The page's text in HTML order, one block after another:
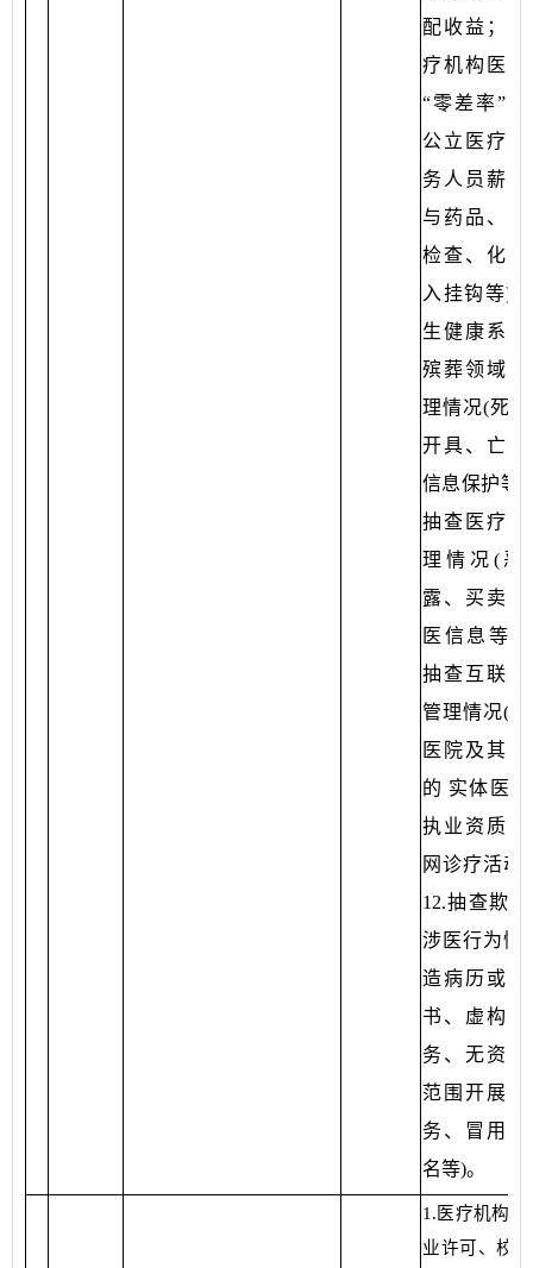
配收益；公
疗机构医用
“零差率”销
公立医疗机
务人员薪酬
与药品、耗
检查、化验
入挂钩等)
生健康系统
殡葬领域工
理情况(死
开具、亡故
信息保护等)
抽查医疗数
理情况(恶
露、买卖患
医信息等)
抽查互联网
管理情况(
医院及其所
的 实体医
执业资质和
网诊疗活动
12.抽查欺
涉医行为情
造病历或医
书、虚构诊
务、无资质
范围开展诊
务、冒用医
名等)。
1.医疗机构资
业许可、校